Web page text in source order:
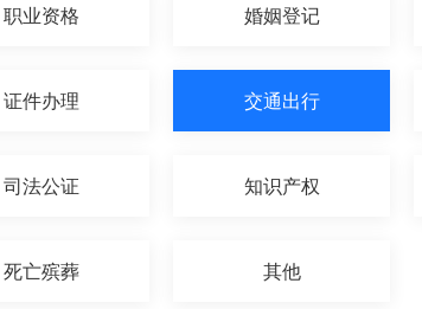
职业资格 婚姻登记
证件办理 交通出行
司法公证 知识产权
死亡殡葬 其他